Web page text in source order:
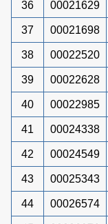
36 00021629
37 00021698
38 00022520
39 00022628
40 00022985
41 00024338
42 00024549
43 00025343
44 00026574